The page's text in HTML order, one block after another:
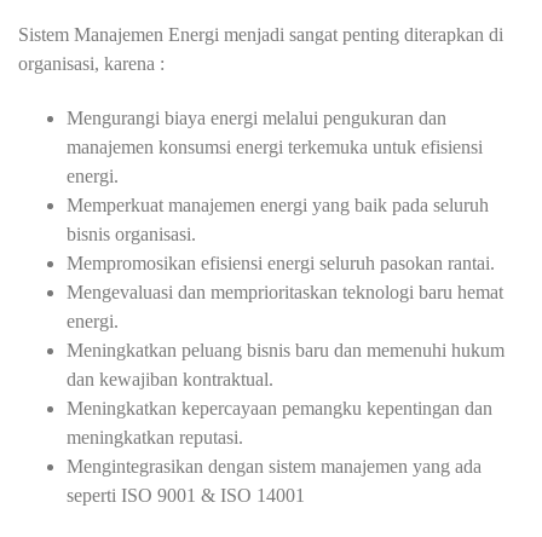
Sistem Manajemen Energi menjadi sangat penting diterapkan di
organisasi, karena :
Mengurangi biaya energi melalui pengukuran dan
manajemen konsumsi energi terkemuka untuk efisiensi
energi.
Memperkuat manajemen energi yang baik pada seluruh
bisnis organisasi.
Mempromosikan efisiensi energi seluruh pasokan rantai.
Mengevaluasi dan memprioritaskan teknologi baru hemat
energi.
Meningkatkan peluang bisnis baru dan memenuhi hukum
dan kewajiban kontraktual.
Meningkatkan kepercayaan pemangku kepentingan dan
meningkatkan reputasi.
Mengintegrasikan dengan sistem manajemen yang ada
seperti ISO 9001 & ISO 14001